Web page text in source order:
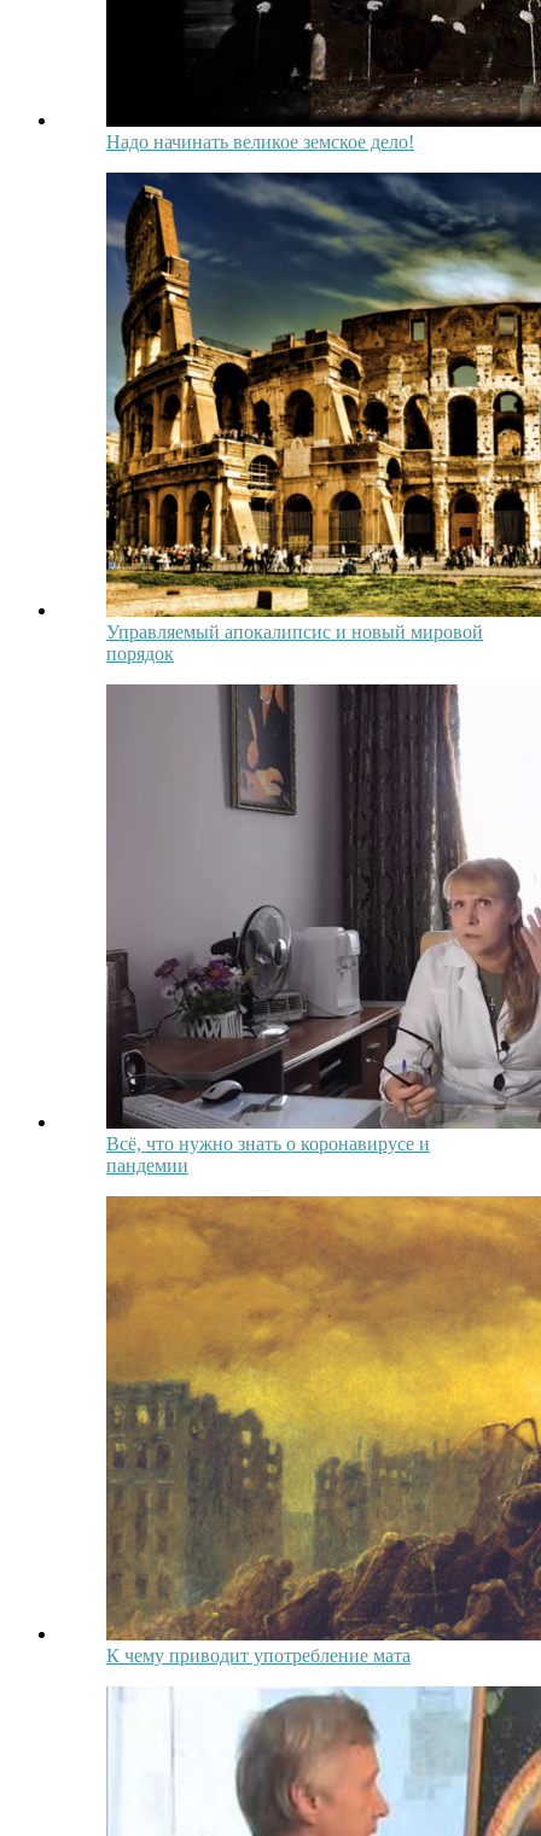
Надо начинать великое земское дело!
Управляемый апокалипсис и новый мировой
порядок
Всё, что нужно знать о коронавирусе и
пандемии
К чему приводит употребление мата